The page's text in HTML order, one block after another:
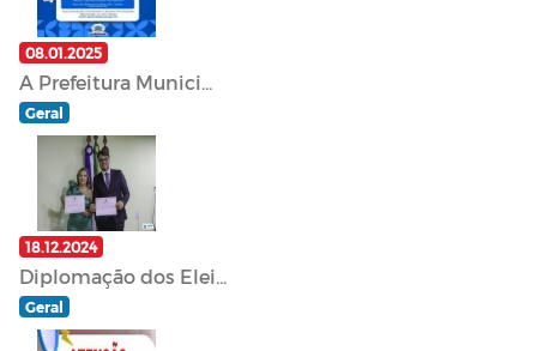
08.01.2025
A Prefeitura Munici...
Geral
18.12.2024
Diplomação dos Elei...
Geral